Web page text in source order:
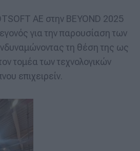
ΑΕ στην BEYOND 2025
για την παρουσίαση των
τη θέση της ως
τομέα των τεχνολογικών
επιχειρείν.